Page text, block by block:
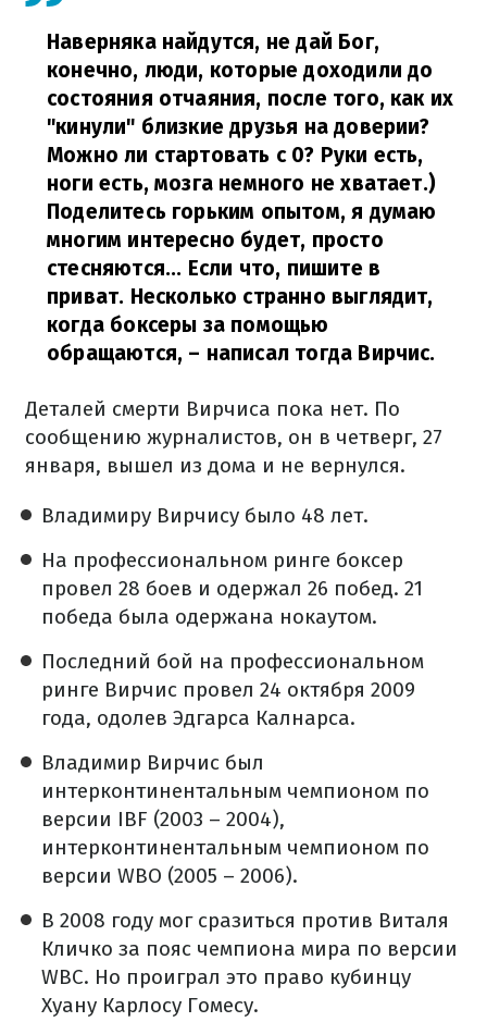
Наверняка найдутся, не дай Бог,
конечно, люди, которые доходили до
состояния отчаяния, после того, как их
"кинули" близкие друзья на доверии?
Можно ли стартовать с 0? Руки есть,
ноги есть, мозга немного не хватает.)
Поделитесь горьким опытом, я думаю
многим интересно будет, просто
стесняются... Если что, пишите в
приват. Несколько странно выглядит,
когда боксеры за помощью
обращаются, – написал тогда Вирчис.
Деталей смерти Вирчиса пока нет. По
сообщению журналистов, он в четверг, 27
января, вышел из дома и не вернулся.
Владимиру Вирчису было 48 лет.
На профессиональном ринге боксер
провел 28 боев и одержал 26 побед. 21
победа была одержана нокаутом.
Последний бой на профессиональном
ринге Вирчис провел 24 октября 2009
года, одолев Эдгарса Калнарса.
Владимир Вирчис был
интерконтинентальным чемпионом по
версии IBF (2003 – 2004),
интерконтинентальным чемпионом по
версии WBO (2005 – 2006).
В 2008 году мог сразиться против Виталя
Кличко за пояс чемпиона мира по версии
WBC. Но проиграл это право кубинцу
Хуану Карлосу Гомесу.